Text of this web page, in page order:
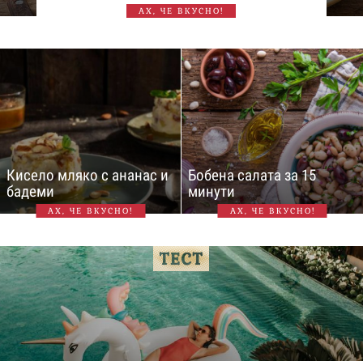
АХ, ЧЕ ВКУСНО!
Кисело мляко с ананас и
бадеми
АХ, ЧЕ ВКУСНО!
Бобена салата за 15
минути
АХ, ЧЕ ВКУСНО!